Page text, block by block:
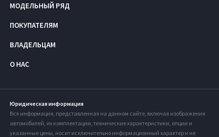
МОДЕЛЬНЫЙ РЯД
ПОКУПАТЕЛЯМ
ВЛАДЕЛЬЦАМ
О НАС
Юридическая информация
Вся информация, представленная на данном сайте, включая изображения
автомобилей, их комплектации, технические характеристики, опции и
указанные цены, носит исключительно информационный характер и не